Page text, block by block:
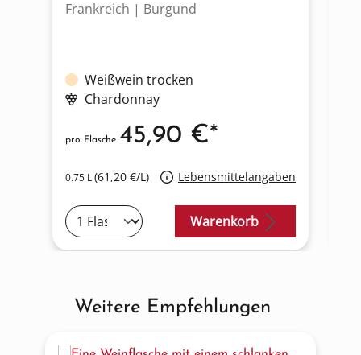
Frankreich | Burgund
Weißwein trocken
Chardonnay
0.75 L(61,20 €/L) Lebensmittelangaben
pro Flasche 45,90 €*
Warenkorb
Produktgalerie überspringen
Weitere Empfehlungen